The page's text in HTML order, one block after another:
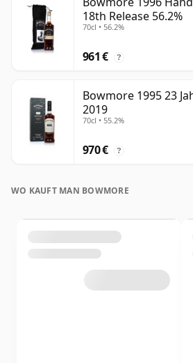
18th Release 56.2%
70cl • 56.2%
961 € ?
Bowmore 1995 23
2019
70cl • 55.2%
970 € ?
WO KAUFT MAN BOWMORE